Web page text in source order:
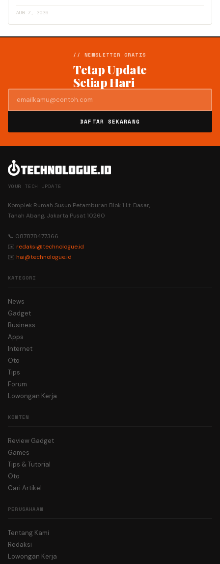
AUG 7, 2026
// NEWSLETTER GRATIS
Tetap Update
Setiap Hari
DAFTAR SEKARANG
YOUR TECH UPDATE
Komplek Rumah Susun Petamburan Blok 1 Lt. Dasar,
Tanah Abang, Jakarta Pusat 10260
📞 087878477366
✉️ redaksi@technologue.id
✉️ hai@technologue.id
KATEGORI
News
Gadget
Business
Apps
Internet
Oto
Tips
Forum
Lowongan Kerja
KONTEN
Review Gadget
Games
Tips & Tutorial
Oto
Cari Artikel
PERUSAHAAN
Tentang Kami
Redaksi
Lowongan Kerja